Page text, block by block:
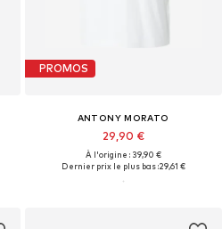
PROMOS
ANTONY MORATO
29,90 €
À l'origine : 39,90 €
Dernier prix le plus bas :29,61 €